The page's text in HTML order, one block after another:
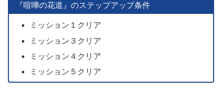
『喧嘩の花道』のステップアップ条件
ミッション１クリア
ミッション３クリア
ミッション４クリア
ミッション５クリア